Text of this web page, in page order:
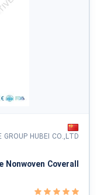
HUBEI CO.,LTD
Coverall